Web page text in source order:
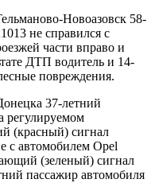
Новоазовск 58-
не справился с
части вправо и
ДТП водитель и 14-
повреждения.
37-летний
регулируемом
(красный) сигнал
с автомобилем Opel
(зеленый) сигнал
пассажир автомобиля